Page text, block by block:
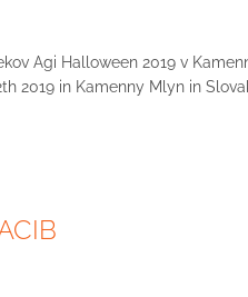
Agi Halloween 2019 v
in Kamenny Mlyn in